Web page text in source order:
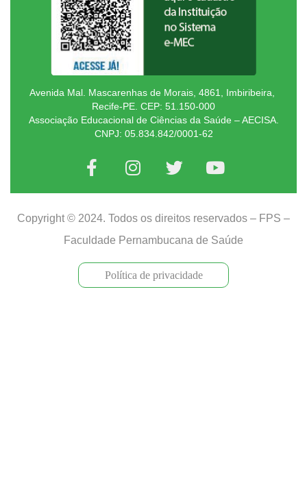
Avenida Mal. Mascarenhas de Morais, 4861, Imbiribeira,
Recife-PE. CEP: 51.150-000
Associação Educacional de Ciências da Saúde – AECISA.
CNPJ: 05.834.842/0001-62
Copyright © 2024. Todos os direitos reservados – FPS –
Faculdade Pernambucana de Saúde
Política de privacidade